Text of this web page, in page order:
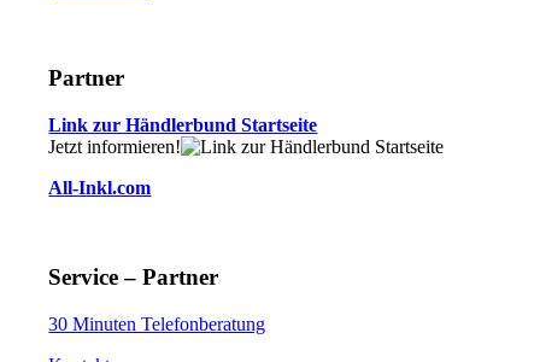
Partner
Link zur Händlerbund Startseite
Jetzt informieren!
All-Inkl.com
Service – Partner
30 Minuten Telefonberatung